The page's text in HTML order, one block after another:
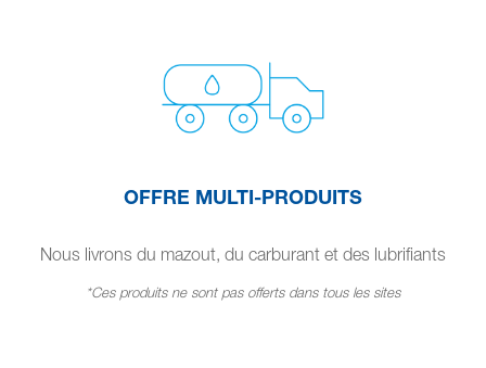
OFFRE MULTI-PRODUITS
Nous livrons du mazout, du carburant et des lubrifiants
*Ces produits ne sont pas offerts dans tous les sites